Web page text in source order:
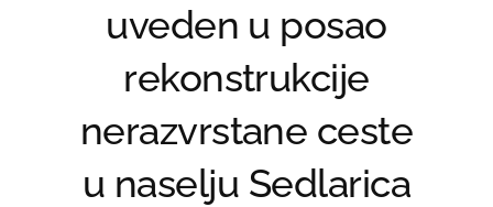
uveden u posao
rekonstrukcije
nerazvrstane ceste
u naselju Sedlarica